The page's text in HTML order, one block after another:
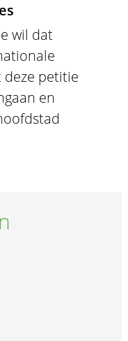
wil dat
petitie
en